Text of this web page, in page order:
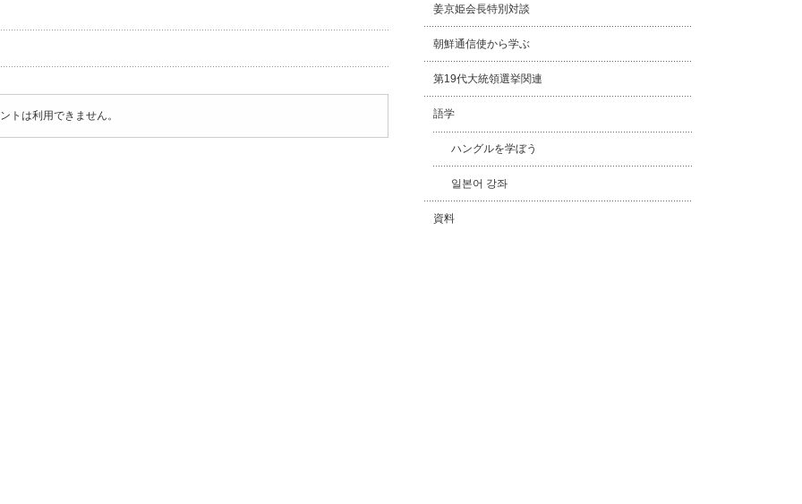
トは利用できません。
姜京姫会長特別対談
朝鮮通信使から学ぶ
第19代大統領選挙関連
語学
ハングルを学ぼう
일본어 강좌
資料